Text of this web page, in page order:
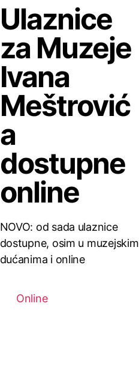
Ulaznice
za Muzeje
Ivana
Meštrović
a
dostupne
online
NOVO: od sada ulaznice
dostupne, osim u muzejskim
dućanima i online
Online